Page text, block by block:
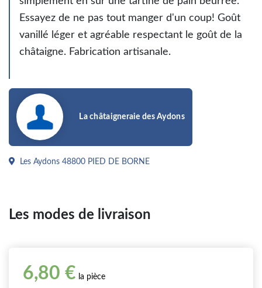
Essayez de ne pas tout manger d'un coup! Goût
vanillé léger et agréable respectant le goût de la
châtaigne. Fabrication artisanale.
La châtaigneraie des Aydons
Les Aydons 48800 PIED DE BORNE
Les modes de livraison
6,80 € la pièce